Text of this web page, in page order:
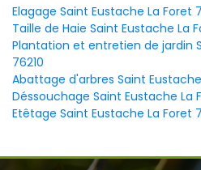
Elagage Saint Eustache La Foret
Taille de Haie Saint Eustache La
Plantation et entretien de jardin
76210
Abattage d'arbres Saint Eustache
Déssouchage Saint Eustache La
Etêtage Saint Eustache La Foret